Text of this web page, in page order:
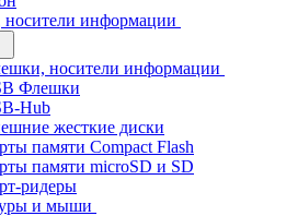
информации
носители информации
Флешки
Hub
жесткие диски
памяти Compact Flash
памяти microSD и SD
ридеры
и мыши